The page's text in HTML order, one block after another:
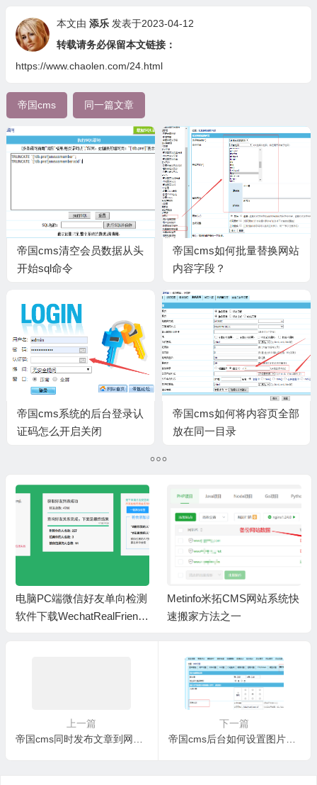
本文由 添乐 发表于2023-04-12
转载请务必保留本文链接：
https://www.chaolen.com/24.html
帝国cms 同一篇文章
帝国cms清空会员数据从头
开始sql命令
帝国cms如何批量替换网站
内容字段？
帝国cms系统的后台登录认
证码怎么开启关闭
帝国cms如何将内容页全部
放在同一目录
电脑PC端微信好友单向检测
软件下载WechatRealFriends
Metinfo米拓CMS网站系统快
速搬家方法之一
上一篇
下一篇
帝国cms后台如何设置图片水印和文字水印